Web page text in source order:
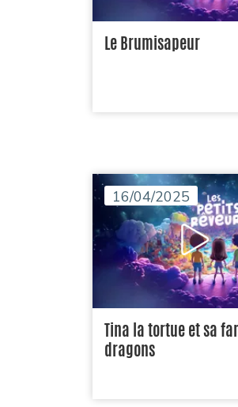
Le Brumisapeur
16/04/2025
Tina la tortue et sa
dragons